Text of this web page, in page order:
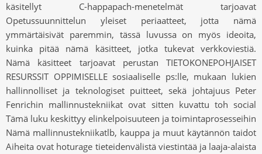
käsitellyt C-happapach-menetelmät tarjoavat
Opetussuunnittelun yleiset periaatteet, jotta nämä
ymmärtäisivät paremmin, tässä luvussa on myös ideoita,
kuinka pitää nämä käsitteet, jotka tukevat verkkoviestiä.
Nämä käsitteet tarjoavat perustan TIETOKONEPOHJAISET
RESURSSIT OPPIMISELLE sosiaaliselle ps:lle, mukaan lukien
hallinnolliset ja teknologiset puitteet, sekä johtajuus Peter
Fenrichin mallinnustekniikat ovat sitten kuvattu toh social
Tämä luku keskittyy elinkelpoisuuteen ja toimintaprosesseihin
Nämä mallinnustekniikatlb, kauppa ja muut käytännön taidot
Aiheita ovat hoturage tieteidenvälistä viestintää ja laaja-alaista